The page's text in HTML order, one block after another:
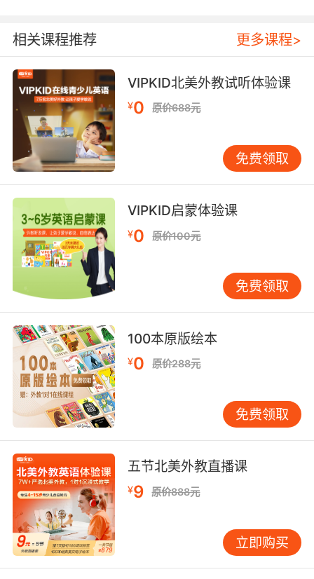
56%的非语言信息。VIPKID开发的动画互动系
统，可实时捕捉学习者模仿动画人物的口型动
作，通过AI评分实现即时反馈。
认知负荷理论的实践应用
根据Sweller认知负荷模型，动画教学需平衡信息
密度与工作记忆容量。每集时长建议控制在11-17
分钟，知识点间隔不超过90秒。迪士尼《冰雪奇
缘》主题曲教学案例显示，将复杂语法拆解为8个
动画片段，配合角色歌声重复重点句式，使过去
式掌握准确率提升至89%。VIPKID智能分段系统
能动态调整动画播放节奏，根据学习者反应自动
插入缓冲时段。
情感共鸣与文化浸润的隐性价值
环游记》展现的家庭观念引发情感共振，使78%
的学习者主动查阅相关文化词汇。英国文化协会
研究证实，包含目标语言文化的动画能使学习动
机提升40%。VIPKID原创动画《熊猫博士》系
列，将中国元素融入英语对话，创造跨文化语言
环境，学员文化理解测试得分提升2.7倍。
眼动仪与脑电波检测技术为教学效果提供量化依
据。剑桥大学2022年研究显示，动画教学中的前
额叶皮层活跃度比传统课堂高42%。VIPKID开发
的「动画+AI」系统，通过微表情识别判断学习者
困惑点，自动弹出语境化注释。大数据分析表
明，采用该模式的学习者，在CEFR量表上的等级
相关课程推荐 更多课程>
VIPKID北美外教试听体验课
¥0 原价688元
免费领取
VIPKID启蒙体验课
¥0 原价100元
免费领取
100本原版绘本
¥0 原价288元
免费领取
五节北美外教直播课
¥9 原价888元
立即购买